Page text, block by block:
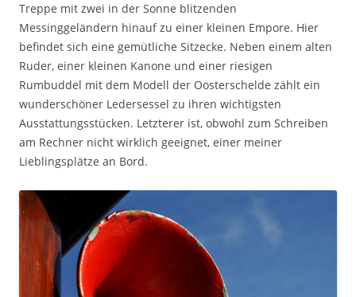
Treppe mit zwei in der Sonne blitzenden
Messinggeländern hinauf zu einer kleinen Empore. Hier
befindet sich eine gemütliche Sitzecke. Neben einem alten
Ruder, einer kleinen Kanone und einer riesigen
Rumbuddel mit dem Modell der Oosterschelde zählt ein
wunderschöner Ledersessel zu ihren wichtigsten
Ausstattungsstücken. Letzterer ist, obwohl zum Schreiben
am Rechner nicht wirklich geeignet, einer meiner
Lieblingsplätze an Bord.